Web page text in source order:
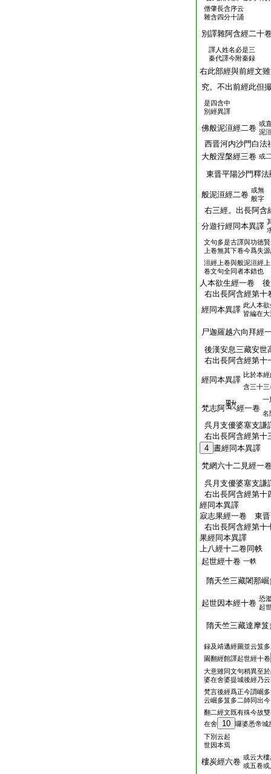
僧肇長含序云
雜含四分十誦
別譯雜阿含經二十
譯人姓名必是三
秦代譯今附秦録
右此部經與前經文
究。不出前經此但
是四含中
別經異譯
佛般泥洹經二卷 或
泥
西晋河内沙門白法
大般涅槃經三卷 或
東晋平陽沙門釋法
般泥洹經二卷 或無
般字
右三經。出長阿含
分遊行經同本異譯
文句多是古譯與功徳
上卷無其下卷今爲失
洹經上卷與般泥洹經上
卷文句全同者本錯也
人本欲生經一卷 後
右出長阿含經第十
經同本異譯 此人本
皆編在
尸迦羅越六向拜經
後漢安息三藏安世
右出長阿含經第十
經同本異譯
比於本
含三十
梵志阿 經一卷
一
名
呉月支優婆塞支謙
右出長阿含經第十
4 晝經同本異譯
梵網六十二見經一
呉月支優婆塞支謙
右出長阿含經第十
經同本異譯
寂志果經一卷 東晋
右出長阿含經第十
果經同本異譯
上八經十二卷同帙
起世經十卷 一帙
隋天竺三藏闍那崛
起世因本經十卷 恐
起
隋天竺三藏達摩笈
録及靖邁經圖並云笈
園翻經館譯起世經十卷
大意雖同文句稍異至
婆在舍婆提城後經乃
梵言後經爲正今謂崛
云崛多笈多二師同出
翻二經文既有殊今故
在舍
10
囉婆悉帝城
下別云起
世因本焉
樓炭經六卷 或云大樓
或五卷或